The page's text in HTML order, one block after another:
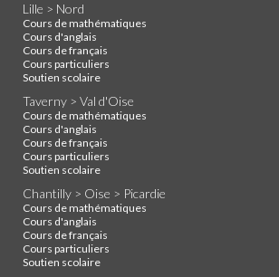
Lille > Nord
Cours de mathématiques
Cours d'anglais
Cours de français
Cours particuliers
Soutien scolaire
Taverny > Val d'Oise
Cours de mathématiques
Cours d'anglais
Cours de français
Cours particuliers
Soutien scolaire
Chantilly > Oise > Picardie
Cours de mathématiques
Cours d'anglais
Cours de français
Cours particuliers
Soutien scolaire